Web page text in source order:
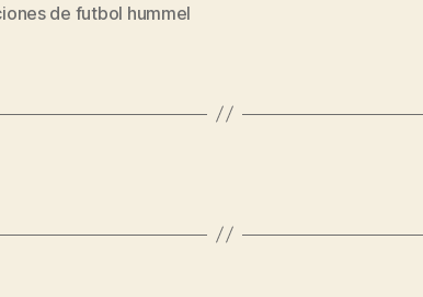
de futbol hummel